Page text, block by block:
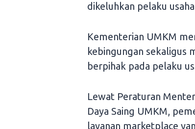
dikeluhkan pelaku
Kementerian UMKM
kebingungan sekaligus
berpihak pada pelaku
Lewat Peraturan
Daya Saing UMKM,
layanan marketplace